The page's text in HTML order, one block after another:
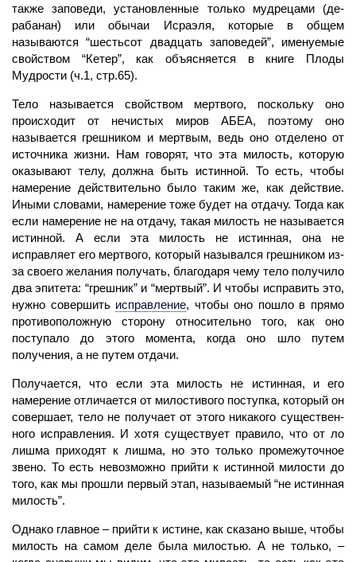
также заповеди, установленные только мудрецами (де-
рабанан) или обычаи Исраэля, которые в общем
называются “шестьсот двадцать заповедей”, именуемые
свойством “Кетер”, как объясняется в книге Плоды
Мудрости (ч.1, стр.65).
Тело называется свойством мертвого, поскольку оно
происходит от нечистых миров АБЕА, поэтому оно
называется грешником и мертвым, ведь оно отделено от
источника жизни. Нам говорят, что эта милость, которую
оказывают телу, должна быть истинной. То есть, чтобы
намерение действительно было таким же, как действие.
Иными словами, намерение тоже будет на отдачу. Тогда как
если намерение не на отдачу, такая милость не называется
истинной. А если эта милость не истинная, она не
исправляет его мертвого, который назывался грешником из-
за своего желания получать, благодаря чему тело получило
два эпитета: “грешник” и “мертвый”. И чтобы исправить это,
нужно совершить исправление, чтобы оно пошло в прямо
противоположную сторону относительно того, как оно
поступало до этого момента, когда оно шло путем
получения, а не путем отдачи.
Получается, что если эта милость не истинная, и его
намерение отличается от милостивого поступка, который он
совершает, тело не получает от этого никакого существен­
ного исправления. И хотя существует правило, что от ло
лишма приходят к лишма, но это только промежуточное
звено. То есть невозможно прийти к истинной милости до
того, как мы прошли первый этап, называемый “не истинная
милость”.
Однако главное – прийти к истине, как сказано выше, чтобы
милость на самом деле была милостью. А не только, –